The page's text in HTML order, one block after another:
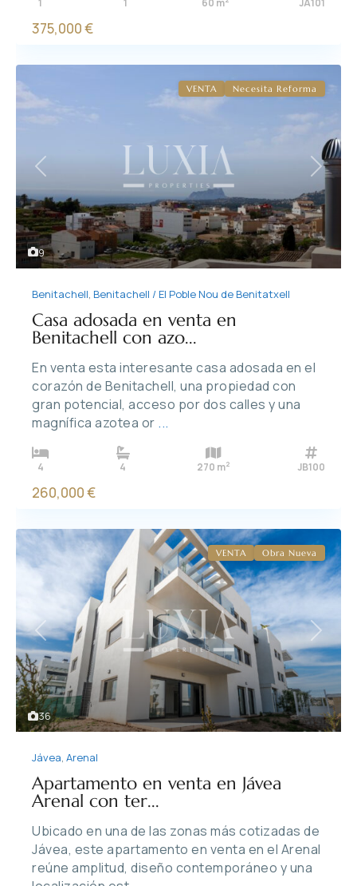
375,000 €
9
Previous Next
VENTA Necesita Reforma
Benitachell Benitachell / El Poble Nou de Benitatxell
Casa adosada en venta en
Benitachell con azo...
En venta esta interesante casa adosada en el
corazón de Benitachell, una propiedad con
gran potencial, acceso por dos calles y una
magnífica azotea or ...
4 4 270 m2 JB100
260,000 €
36
Previous Next
VENTA Obra Nueva
Jávea, Arenal
Apartamento en venta en Jávea
Arenal con ter...
Ubicado en una de las zonas más cotizadas de
Jávea, este apartamento en venta en el Arenal
reúne amplitud, diseño contemporáneo y una